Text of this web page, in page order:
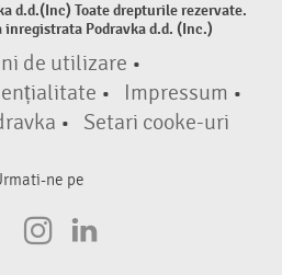
d.d.(Inc) Toate drepturile rezervate.
inregistrata Podravka d.d. (Inc.)
de utilizare •
• Impressum •
• Setari cooke-uri
ne pe
F